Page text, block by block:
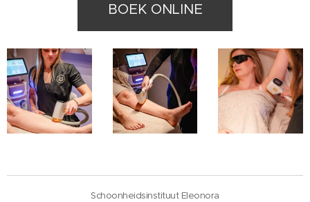
BOEK ONLINE
Schoonheidsinstituut Eleonora